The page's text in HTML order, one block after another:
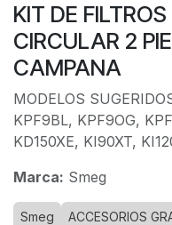
KIT DE
CIRCULAR 2
CAMPANA
MODELOS
KPF9BL, KPF9OG,
KD150XE, KI90XT,
Marca: Smeg
Smeg
ACCESORIOS